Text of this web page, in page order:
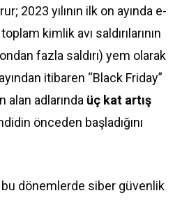
2023 yılının ilk on ayında e-
kimlik avı saldırılarının
fazla saldırı) yem olarak
itibaren “Black Friday”
alan adlarında üç kat artış
önceden başladığını
bu dönemlerde siber güvenlik